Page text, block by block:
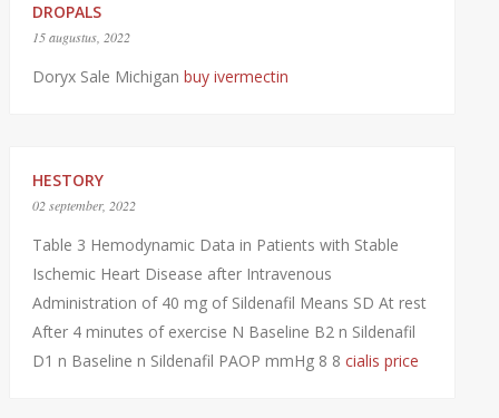
DROPALS
15 augustus, 2022
Doryx Sale Michigan buy ivermectin
HESTORY
02 september, 2022
Table 3 Hemodynamic Data in Patients with Stable
Ischemic Heart Disease after Intravenous
Administration of 40 mg of Sildenafil Means SD At rest
After 4 minutes of exercise N Baseline B2 n Sildenafil
D1 n Baseline n Sildenafil PAOP mmHg 8 8 cialis price